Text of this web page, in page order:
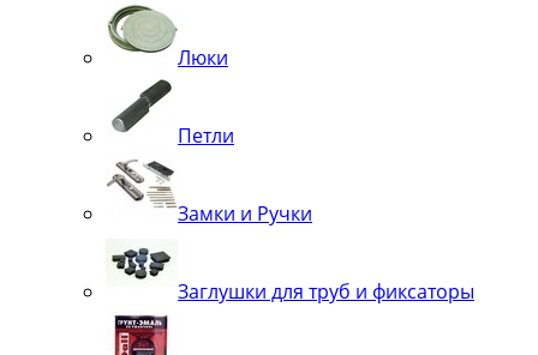
Люки
Петли
Замки и Ручки
Заглушки для труб и фиксаторы